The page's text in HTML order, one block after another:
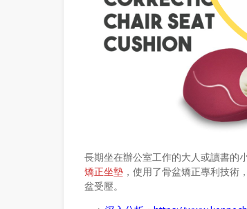
長期坐在辦公室工作的大人或讀書的
矯正坐墊 ，使用了骨盆矯正專利技
盆受壓。